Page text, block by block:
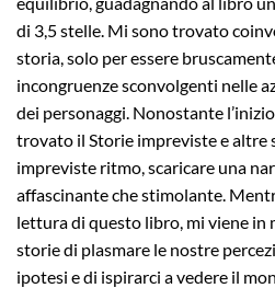
di 3,5 stelle. Mi sono trovato
storia, solo per essere
incongruenze sconvolgenti nelle
dei personaggi. Nonostante
trovato il Storie impreviste e altre
impreviste ritmo, scaricare una
affascinante che stimolante.
lettura di questo libro, mi viene in
storie di plasmare le nostre
ipotesi e di ispirarci a vedere il